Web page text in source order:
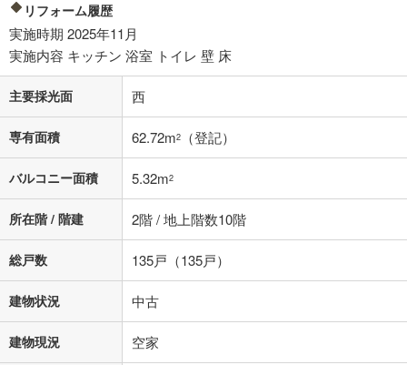
不動産会社に購入相談をする
閉じる
リフォーム履歴
実施時期 2025年11月
実施内容 キッチン 浴室 トイレ 壁 床
主要採光面 西
専有面積 62.72m2 （登記）
バルコニー面積 5.32m2
所在階 / 階建 2階 / 地上階数10階
総戸数 135戸（135戸）
建物状況 中古
建物現況 空家